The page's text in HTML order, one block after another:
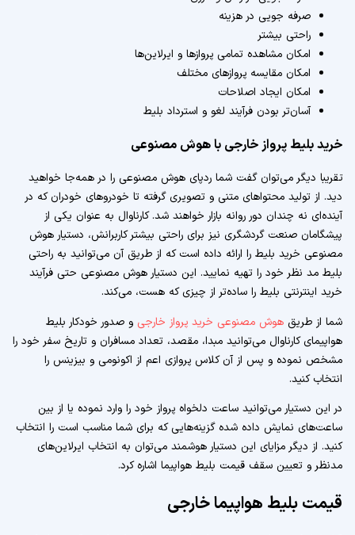
صرفه جویی در هزینه
راحتی بیشتر
امکان مشاهده تمامی پروازها و ایرلاین‌ها
امکان مقایسه پروازهای مختلف
امکان ایجاد اصلاحات
آسان‌تر بودن فرآیند لغو و استرداد بلیط
خرید بلیط پرواز خارجی با هوش مصنوعی
تقریبا دیگر می‌توان گفت شما ردپای هوش مصنوعی را در همه‌جا خواهید
دید. از تولید محتواهای متنی و تصویری گرفته تا خودروهای خودران که در
آینده‌ای نه چندان دور روانه بازار خواهند شد. کارناوال به عنوان یکی از
پیشگامان صنعت گردشگری نیز برای راحتی بیشتر کاربرانش، دستیار هوش
مصنوعی خرید بلیط را ارائه داده است که از طریق آن می‌توانید به راحتی
بلیط مد نظر خود را تهیه نمایید. این دستیار هوش مصنوعی حتی فرآیند
خرید اینترنتی بلیط را ساده‌تر از چیزی که هست، می‌کند.
شما از طریق هوش مصنوعی خرید پرواز خارجی و صدور خودکار بلیط
هواپیمای کارناوال می‌توانید مبدا، مقصد، تعداد مسافران و تاریخ سفر خود را
مشخص نموده و پس از آن کلاس پروازی اعم از اکونومی و بیزینس را
انتخاب کنید.
در این دستیار می‌توانید ساعت دلخواه پرواز خود را وارد نموده یا از بین
ساعت‌های نمایش داده شده گزینه‌هایی که برای شما مناسب است را انتخاب
کنید. از دیگر مزایای این دستیار هوشمند می‌توان به انتخاب ایرلاین‌های
مدنظر و تعیین سقف قیمت بلیط هواپیما اشاره کرد.
قیمت بلیط هواپیما خارجی